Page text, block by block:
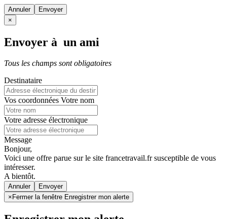
Annuler
×
Envoyer à un ami
Tous les champs sont obligatoires
Destinataire
Vos coordonnées Votre nom
Votre adresse électronique
Message
Bonjour,
Voici une offre parue sur le site francetravail.fr susceptible de vous
intéresser.
A bientôt.
Annuler
× Fermer la fenêtre Enregistrer mon alerte